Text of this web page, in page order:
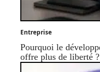
Entreprise
Pourquoi le
offre plus de liberté ?